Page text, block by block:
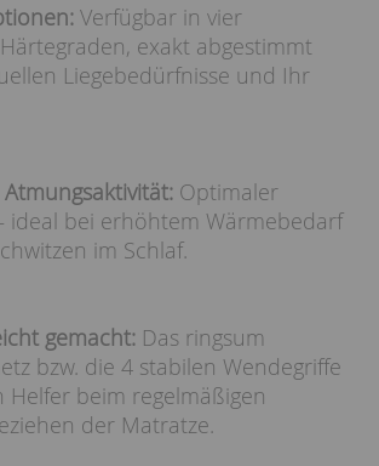
Verfügbar in vier
exakt abgestimmt
Liegebedürfnisse und Ihr
Optimaler
ideal bei erhöhtem Wärmebedarf
im Schlaf.
gemacht: Das ringsum
bzw. die 4 stabilen Wendegriffe
Helfer beim regelmäßigen
der Matratze.